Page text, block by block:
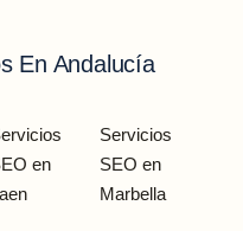
En Andalucía
en
Servicios
SEO en
Marbella